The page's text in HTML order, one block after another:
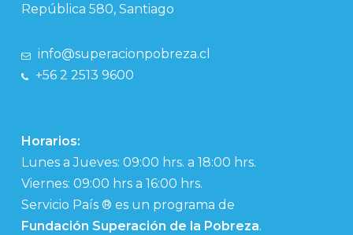
República 580, Santiago
info@superacionpobreza.cl
+56 2 2513 9600
Horarios:
Lunes a Jueves: 09:00 hrs. a 18:00 hrs.
Viernes: 09:00 hrs a 16:00 hrs.
Servicio País ® es un programa de
Fundación Superación de la Pobreza.